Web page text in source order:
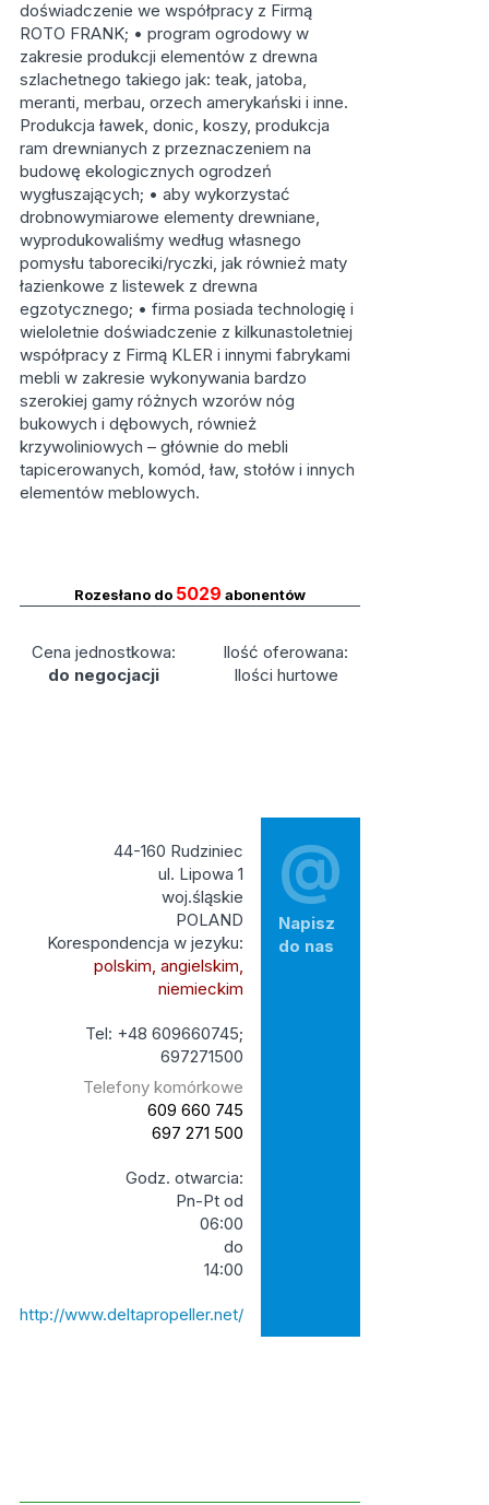
doświadczenie we współpracy z Firmą
ROTO FRANK; • program ogrodowy w
zakresie produkcji elementów z drewna
szlachetnego takiego jak: teak, jatoba,
meranti, merbau, orzech amerykański i inne.
Produkcja ławek, donic, koszy, produkcja
ram drewnianych z przeznaczeniem na
budowę ekologicznych ogrodzeń
wygłuszających; • aby wykorzystać
drobnowymiarowe elementy drewniane,
wyprodukowaliśmy według własnego
pomysłu taboreciki/ryczki, jak również maty
łazienkowe z listewek z drewna
egzotycznego; • firma posiada technologię i
wieloletnie doświadczenie z kilkunastoletniej
współpracy z Firmą KLER i innymi fabrykami
mebli w zakresie wykonywania bardzo
szerokiej gamy różnych wzorów nóg
bukowych i dębowych, również
krzywoliniowych – głównie do mebli
tapicerowanych, komód, ław, stołów i innych
elementów meblowych.
Rozesłano do 5029 abonentów
Cena jednostkowa:
do negocjacji
Ilość oferowana:
Ilości hurtowe
44-160 Rudziniec
ul. Lipowa 1
woj.śląskie
POLAND
Korespondencja w jezyku:
polskim, angielskim,
niemieckim
Tel: +48 609660745;
697271500
Telefony komórkowe
609 660 745
697 271 500
Godz. otwarcia:
Pn-Pt od
06:00
do
14:00
http://www.deltapropeller.net/
@
Napisz
do nas